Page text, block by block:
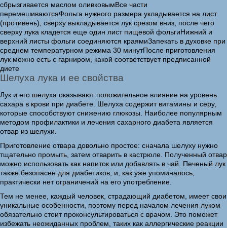
сбрызгивается маслом оливковымВсе части
перемешиваютсяФольга нужного размера укладывается на лист
(противень), сверху выкладывается лук срезом вниз, после чего
сверху лука кладется еще один лист пищевой фольгиНижний и
верхний листы фольги соединяются краямиЗапекать в духовке при
среднем температурном режима 30 минутПосле приготовления
лук можно есть с гарниром, какой соответствует предписанной
диете
Шелуха лука и ее свойства
Лук и его шелуха оказывают положительное влияние на уровень
сахара в крови при диабете. Шелуха содержит витамины и серу,
которые способствуют снижению глюкозы. Наиболее популярным
методом профилактики и лечения сахарного диабета является
отвар из шелухи.
Приготовление отвара довольно простое: сначала шелуху нужно
тщательно промыть, затем отварить в кастрюле. Полученный отвар
можно использовать как напиток или добавлять в чай. Печеный лук
также безопасен для диабетиков, и, как уже упоминалось,
практически нет ограничений на его употребление.
Тем не менее, каждый человек, страдающий диабетом, имеет свои
уникальные особенности, поэтому перед началом лечения луком
обязательно стоит проконсультироваться с врачом. Это поможет
избежать неожиданных проблем, таких как аллергические реакции